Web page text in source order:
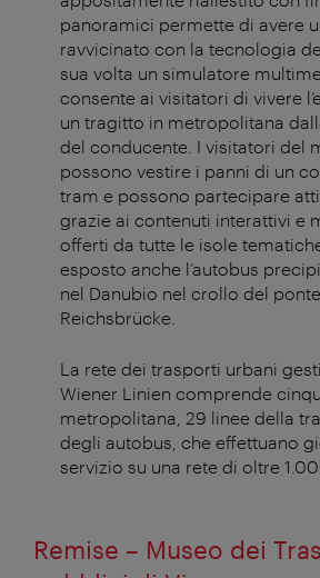
panoramici permette di avere
ravvicinato con la tecnologia
sua volta un simulatore
consente ai visitatori di vivere
un tragitto in metropolitana
del conducente. I visitatori del
possono vestire i panni di un
tram e possono partecipare
grazie ai contenuti interattivi e
offerti da tutte le isole
esposto anche l’autobus
nel Danubio nel crollo del ponte
Reichsbrücke.
La rete dei trasporti urbani
Wiener Linien comprende
metropolitana, 29 linee della
degli autobus, che effettuano
servizio su una rete di oltre
Remise – Museo dei